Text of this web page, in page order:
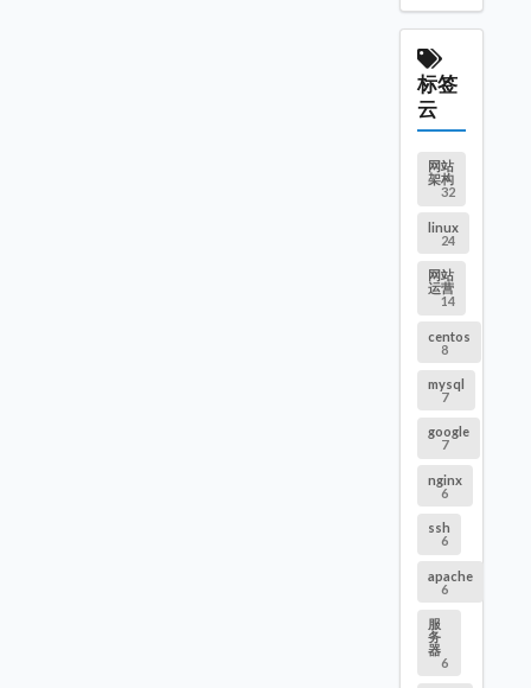
标签
云
网站
架构
32
linux
24
网站
运营
14
centos
8
mysql
7
google
7
nginx
6
ssh
6
apache
6
服
务
器
6